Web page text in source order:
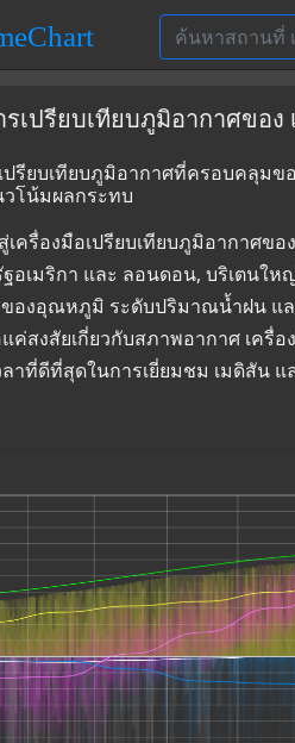
เปรียบเทียบภูมิอากาศขอ
รียบเทียบภูมิอากาศที่ครอบคลุมข
โน้มผลกระทบ
ครื่องมือเปรียบเทียบภูมิอากาศข
อเมริกา และ ลอนดอน, บริเตนใ
ของอุณหภูมิ ระดับปริมาณน้ำฝน แ
ค่สงสัยเกี่ยวกับสภาพอากาศ เค
าที่ดีที่สุดในการเยี่ยมชม เมดิสัน